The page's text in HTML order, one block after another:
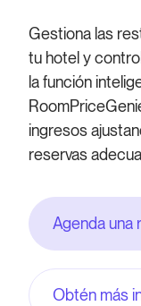
Gestiona las
tu hotel y
la función
ingresos
reservas
Agenda una
Obtén más